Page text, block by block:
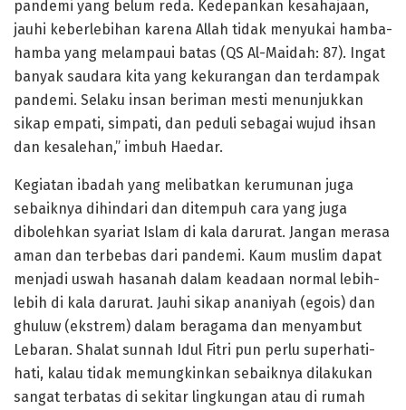
pandemi yang belum reda. Kedepankan kesahajaan,
jauhi keberlebihan karena Allah tidak menyukai hamba-
hamba yang melampaui batas (QS Al-Maidah: 87). Ingat
banyak saudara kita yang kekurangan dan terdampak
pandemi. Selaku insan beriman mesti menunjukkan
sikap empati, simpati, dan peduli sebagai wujud ihsan
dan kesalehan,” imbuh Haedar.
Kegiatan ibadah yang melibatkan kerumunan juga
sebaiknya dihindari dan ditempuh cara yang juga
dibolehkan syariat Islam di kala darurat. Jangan merasa
aman dan terbebas dari pandemi. Kaum muslim dapat
menjadi uswah hasanah dalam keadaan normal lebih-
lebih di kala darurat. Jauhi sikap ananiyah (egois) dan
ghuluw (ekstrem) dalam beragama dan menyambut
Lebaran. Shalat sunnah Idul Fitri pun perlu superhati-
hati, kalau tidak memungkinkan sebaiknya dilakukan
sangat terbatas di sekitar lingkungan atau di rumah